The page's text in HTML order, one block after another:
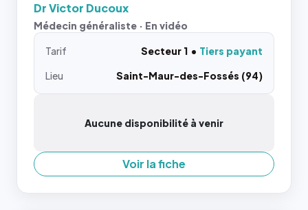
Dr Victor Ducoux
Médecin généraliste · En vidéo
Tarif Secteur 1
Tiers payant
Lieu
Saint-Maur-des-Fossés (94)
Aucune disponibilité à venir
Voir la fiche